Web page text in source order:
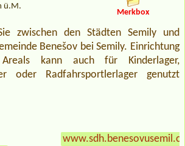
ü.M.
Merkbox
zwischen den Städten Semily und
Benešov bei Semily. Einrichtung
kann auch für Kinderlager,
oder Radfahrsportlerlager genutzt
www.sdh.benesovusemil.cz